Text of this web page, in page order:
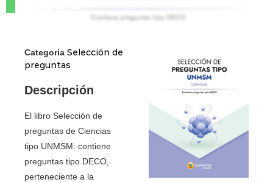
Categoria Selección de
preguntas
Descripción
El libro Selección de
preguntas de Ciencias
tipo UNMSM: contiene
preguntas tipo DECO,
perteneciente a la